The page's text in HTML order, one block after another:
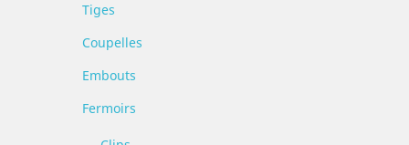
Tiges
Coupelles
Embouts
Fermoirs